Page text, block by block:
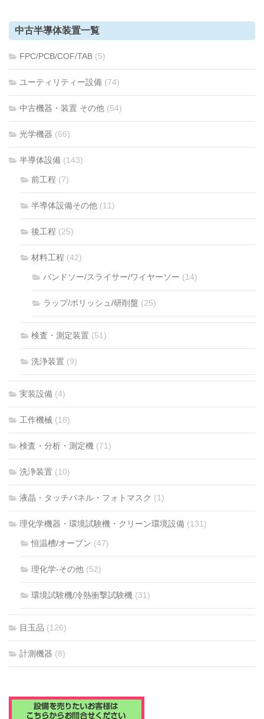
中古半導体装置一覧
FPC/PCB/COF/TAB (5)
ユーティリティー設備 (74)
中古機器・装置 その他 (54)
光学機器 (66)
半導体設備 (143)
前工程 (7)
半導体設備その他 (11)
後工程 (25)
材料工程 (42)
バンドソー/スライサー/ワイヤーソー (14)
ラップ/ポリッシュ/研削盤 (25)
検査・測定装置 (51)
洗浄装置 (9)
実装設備 (4)
工作機械 (18)
検査・分析・測定機 (71)
洗浄装置 (10)
液晶・タッチパネル・フォトマスク (1)
理化学機器・環境試験機・クリーン環境設備 (131)
恒温槽/オーブン (47)
理化学-その他 (52)
環境試験機/冷熱衝撃試験機 (31)
目玉品 (126)
計測機器 (8)